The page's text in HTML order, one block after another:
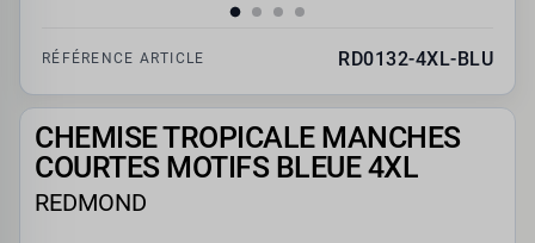
RÉFÉRENCE ARTICLE RD0132-4XL-BLU
CHEMISE TROPICALE MANCHES
COURTES MOTIFS BLEUE 4XL
REDMOND